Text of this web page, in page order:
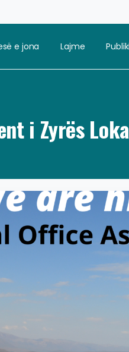
e jona Lajme
i Zyrës